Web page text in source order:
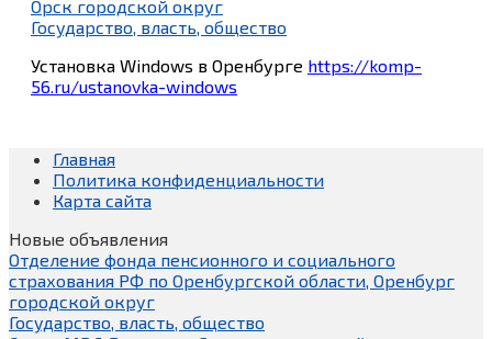
Орск городской округ
Государство, власть, общество
Установка Windows в Оренбурге https://komp-
56.ru/ustanovka-windows
Главная
Политика конфиденциальности
Карта сайта
Новые объявления
Отделение фонда пенсионного и социального
страхования РФ по Оренбургской области, Оренбург
городской округ
Государство, власть, общество